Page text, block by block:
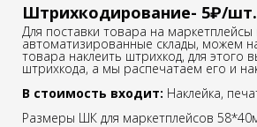
Штрихкодирование- 5₽/шт.
Для поставки товара на маркетплейсы
автоматизированные склады, можем
товара наклеить штрихкод, для этого
штрихкода, а мы распечатаем его и
В стоимость входит: Наклейка,
Размеры ШК для маркетплейсов